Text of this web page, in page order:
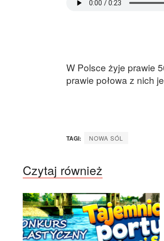
W Polsce żyje prawie
prawie połowa z nich
TAGI: NOWA SÓL
Czytaj również